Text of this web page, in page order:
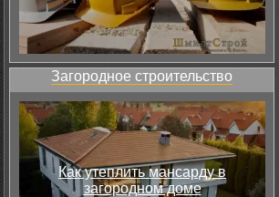
Загородное строительство
Как утеплить мансарду в
загородном доме